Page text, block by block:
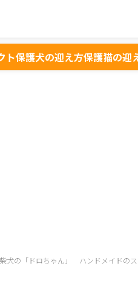
ト保護犬の迎え方保護猫の迎
犬の「ドロちゃん」 ハンドメイドのス